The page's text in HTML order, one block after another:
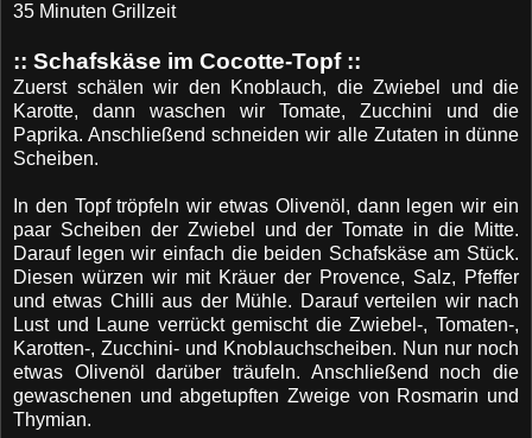
35 Minuten Grillzeit
:: Schafskäse im Cocotte-Topf ::
Zuerst schälen wir den Knoblauch, die Zwiebel und die
Karotte, dann waschen wir Tomate, Zucchini und die
Paprika. Anschließend schneiden wir alle Zutaten in dünne
Scheiben.
In den Topf tröpfeln wir etwas Olivenöl, dann legen wir ein
paar Scheiben der Zwiebel und der Tomate in die Mitte.
Darauf legen wir einfach die beiden Schafskäse am Stück.
Diesen würzen wir mit Kräuer der Provence, Salz, Pfeffer
und etwas Chilli aus der Mühle. Darauf verteilen wir nach
Lust und Laune verrückt gemischt die Zwiebel-, Tomaten-,
Karotten-, Zucchini- und Knoblauchscheiben. Nun nur noch
etwas Olivenöl darüber träufeln. Anschließend noch die
gewaschenen und abgetupften Zweige von Rosmarin und
Thymian.